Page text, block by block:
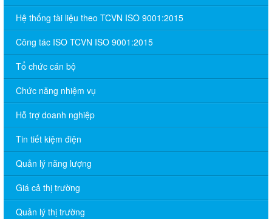
Hệ thống tài liệu theo TCVN ISO 9001:2015
Công tác ISO TCVN ISO 9001:2015
Tổ chức cán bộ
Chức năng nhiệm vụ
Hỗ trợ doanh nghiệp
Tin tiết kiệm điện
Quản lý năng lượng
Giá cả thị trường
Quản lý thị trường